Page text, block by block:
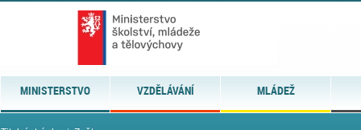
MINISTERSTVO VZDĚLÁVÁNÍ MLÁDEŽ